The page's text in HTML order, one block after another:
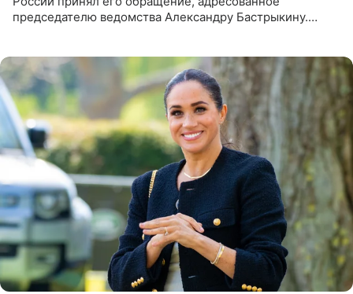
председателю ведомства Александру Бастрыкину.